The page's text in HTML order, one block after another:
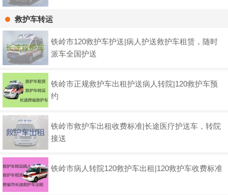
救护车转运
铁岭市120救护车护送|病人护送救护车租赁，随时
派车全国护送
铁岭市正规救护车出租护送病人转院|120救护车预
约
铁岭市救护车出租收费标准|长途医疗护送车，转院
接送
铁岭市病人转院120救护车出租|120救护车收费标准